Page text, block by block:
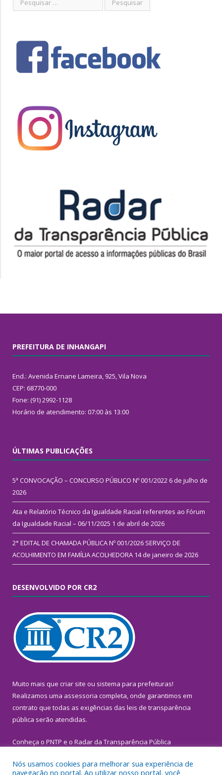
PREFEITURA DE INHANGAPI
End.: Avenida Ernane Lameira, 925, Vila Nova
CEP: 68770-000
Fone: (91) 2992-1128
Horário de atendimento: 07:00 às 13:00
ÚLTIMAS PUBLICAÇÕES
5ª CONVOCAÇÃO – CONCURSO PÚBLICO Nº 001/2022 6 de julho de
2026
Ata e Relatório Técnico da Igualdade Racial referentes ao Fórum
da Igualdade Racial – 06/11/2025 1 de abril de 2026
2° EDITAL DE CHAMADA PÚBLICA Nº 001/2026 SERVIÇO DE
ACOLHIMENTO EM FAMÍLIA ACOLHEDORA 14 de janeiro de 2026
DESENVOLVIDO POR CR2
Muito mais que criar site ou sistema para prefeituras!
Realizamos uma assessoria completa, onde garantimos em
contrato que todas as exigências das leis de transparência
pública serão atendidas.
Conheça o PNTP e o Radar da Transparência Pública
Nós usamos cookies para melhorar sua experiência de
navegação no portal. Ao utilizar nosso portal, você